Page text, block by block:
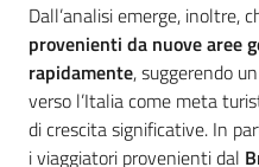
Dall’analisi emerge, inoltre,
provenienti da nuove aree
rapidamente, suggerendo
verso l’Italia come meta
di crescita significative. In
i viaggiatori provenienti dal